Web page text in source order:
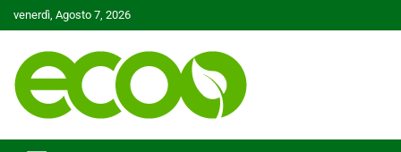
to
venerdì, Agosto 7, 2026
Ecoo.it